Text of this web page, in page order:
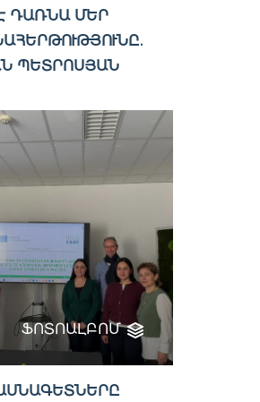
ԴԱՌՆԱ ՄԵՐ
ՊԵՏՐՈՍՅԱՆ
ՖՈՏՈԱԼԲՈՄ